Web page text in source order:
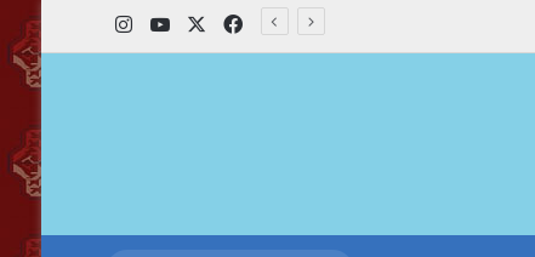
فیس بوکیوتیوباینستاگرام